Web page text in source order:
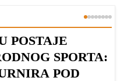
POSTAJE
SPORTA:
POD